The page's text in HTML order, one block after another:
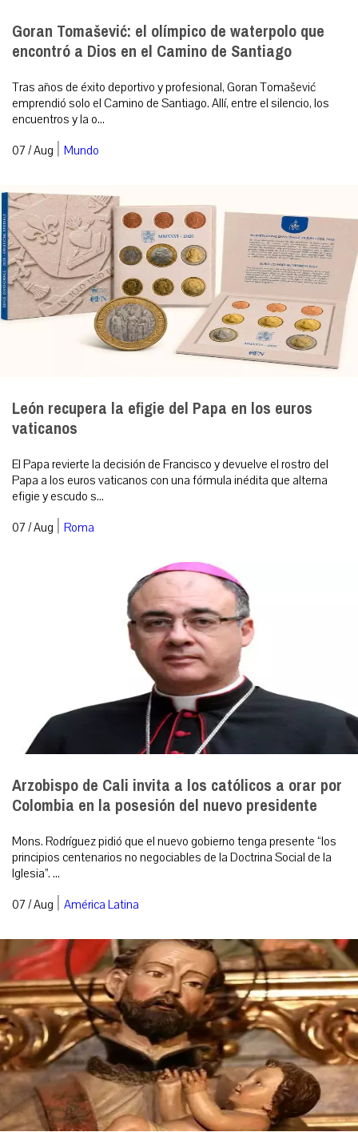
Goran Tomašević: el olímpico de waterpolo que
encontró a Dios en el Camino de Santiago
Tras años de éxito deportivo y profesional, Goran Tomašević
emprendió solo el Camino de Santiago. Allí, entre el silencio, los
encuentros y la o...
07 / Aug | Mundo
León recupera la efigie del Papa en los euros
vaticanos
El Papa revierte la decisión de Francisco y devuelve el rostro del
Papa a los euros vaticanos con una fórmula inédita que alterna
efigie y escudo s...
07 / Aug | Roma
Arzobispo de Cali invita a los católicos a orar por
Colombia en la posesión del nuevo presidente
Mons. Rodríguez pidió que el nuevo gobierno tenga presente “los
principios centenarios no negociables de la Doctrina Social de la
Iglesia”. ...
07 / Aug | América Latina